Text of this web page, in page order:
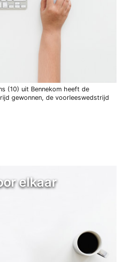
(10) uit Bennekom heeft de
gewonnen, de voorleeswedstrijd
elkaar